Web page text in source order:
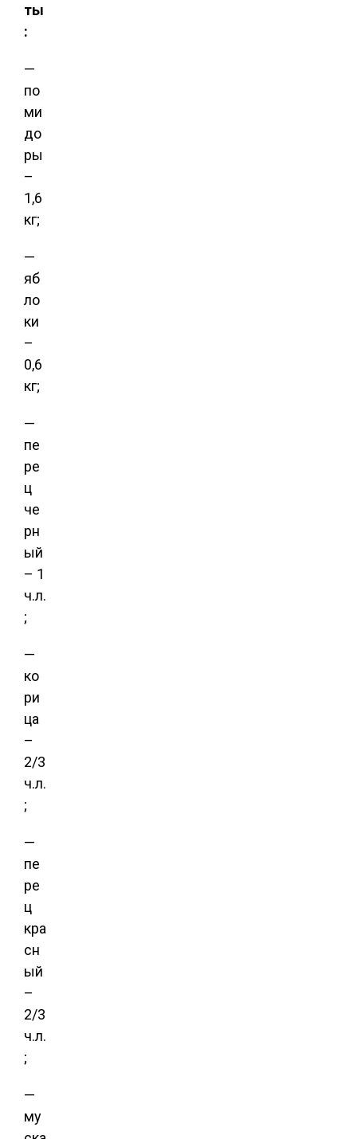
ты
:
—
по
ми
до
ры
–
1,6
кг;
—
яб
ло
ки
–
0,6
кг;
—
пе
ре
ц
че
рн
ый
– 1
ч.л.
;
—
ко
ри
ца
–
2/3
ч.л.
;
—
пе
ре
ц
кра
сн
ый
–
2/3
ч.л.
;
—
му